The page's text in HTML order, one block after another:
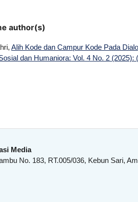
author(s)
Alih Kode dan Campur Kode Pada
dan Humaniora: Vol. 4 No. 2
Media
No. 183, RT.005/036, Kebun Sari,